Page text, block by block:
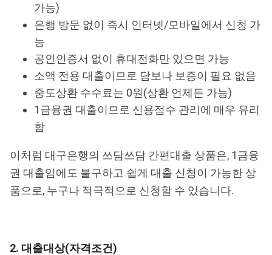
가능)
은행 방문 없이 즉시 인터넷/모바일에서 신청 가
능
공인인증서 없이 휴대전화만 있으면 가능
소액 전용 대출이므로 담보나 보증이 필요 없음
중도상환 수수료는 0원(상환 언제든 가능)
1금융권 대출이므로 신용점수 관리에 매우 유리
함
이처럼 대구은행의 쓰담쓰담 간편대출 상품은, 1금융
권 대출임에도 불구하고 쉽게 대출 신청이 가능한 상
품으로, 누구나 적극적으로 신청할 수 있습니다.
2. 대출대상(자격조건)